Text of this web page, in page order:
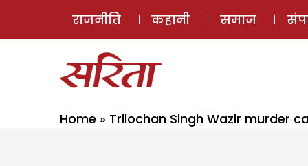
राजनीति कहानी समाज
Home » Trilochan Singh Wazir murder